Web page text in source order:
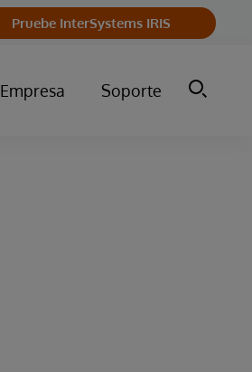
Pruebe InterSystems IRIS
Empresa Soporte